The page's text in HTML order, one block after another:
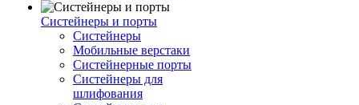
Систейнеры и порты
Систейнеры
Мобильные верстаки
Систейнерные порты
Систейнеры для
шлифования